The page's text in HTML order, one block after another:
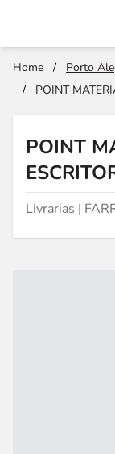
Home / Porto
/
POINT
POINT
Livrarias |